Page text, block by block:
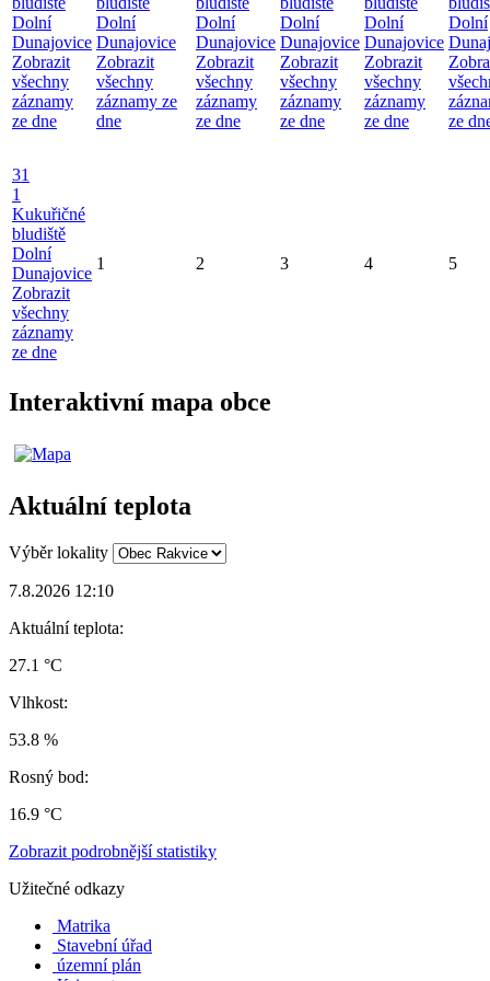
Dolní
Dunajovice
Zobrazit
všechny
záznamy
ze dne
Dolní
Dunajovice
Zobrazit
všechny
záznamy ze
dne
Dolní
Dunajovice
Zobrazit
všechny
záznamy
ze dne
Dolní
Dunajovice
Zobrazit
všechny
záznamy
ze dne
Dolní
Dunajovice
Zobrazit
všechny
záznamy
ze dne
Dolní
ze
31
1
Kukuřičné
bludiště
Dolní
Dunajovice
Zobrazit
všechny
záznamy
ze dne
1 2 3 4 5
Interaktivní mapa obce
Aktuální teplota
Výběr lokality
7.8.2026 12:10
Aktuální teplota:
27.1 °C
Vlhkost:
53.8 %
Rosný bod:
16.9 °C
Zobrazit podrobnější statistiky
Užitečné odkazy
Matrika
Stavební úřad
územní plán